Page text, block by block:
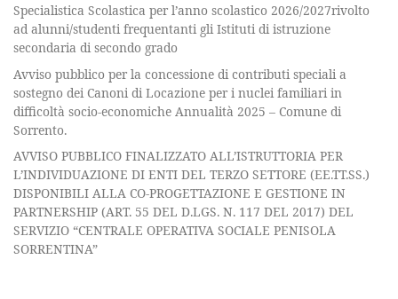
Specialistica Scolastica per l’anno scolastico 2026/2027rivolto
ad alunni/studenti frequentanti gli Istituti di istruzione
secondaria di secondo grado
Avviso pubblico per la concessione di contributi speciali a
sostegno dei Canoni di Locazione per i nuclei familiari in
difficoltà socio-economiche Annualità 2025 – Comune di
Sorrento.
AVVISO PUBBLICO FINALIZZATO ALL’ISTRUTTORIA PER
L’INDIVIDUAZIONE DI ENTI DEL TERZO SETTORE (EE.TT.SS.)
DISPONIBILI ALLA CO-PROGETTAZIONE E GESTIONE IN
PARTNERSHIP (ART. 55 DEL D.LGS. N. 117 DEL 2017) DEL
SERVIZIO “CENTRALE OPERATIVA SOCIALE PENISOLA
SORRENTINA”